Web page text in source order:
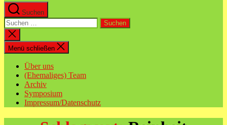
Suchen
Suchen
nach:
Suche
schließen
Menü schließen
Über uns
(Ehemaliges) Team
Archiv
Symposium
Impressum/Datenschutz